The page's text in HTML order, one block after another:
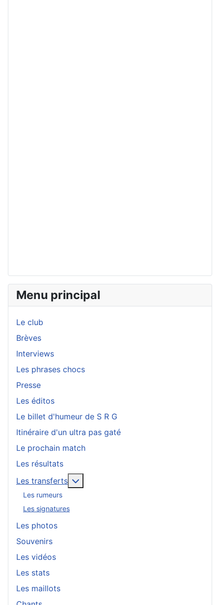
Menu principal
Le club
Brèves
Interviews
Les phrases chocs
Presse
Les éditos
Le billet d'humeur de S R G
Itinéraire d'un ultra pas gaté
Le prochain match
Les résultats
Les transferts
Les rumeurs
Les signatures
Les photos
Souvenirs
Les vidéos
Les stats
Les maillots